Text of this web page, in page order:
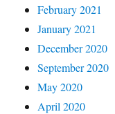
February 2021
January 2021
December 2020
September 2020
May 2020
April 2020